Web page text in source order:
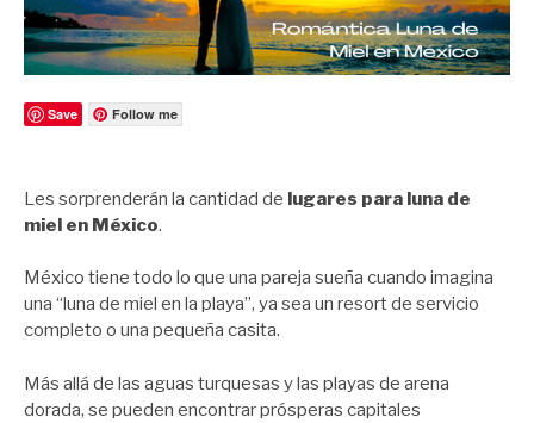
Save Follow me
Les sorprenderán la cantidad de lugares para luna de
miel en México.
México tiene todo lo que una pareja sueña cuando imagina
una “luna de miel en la playa”, ya sea un resort de servicio
completo o una pequeña casita.
Más allá de las aguas turquesas y las playas de arena
dorada, se pueden encontrar prósperas capitales